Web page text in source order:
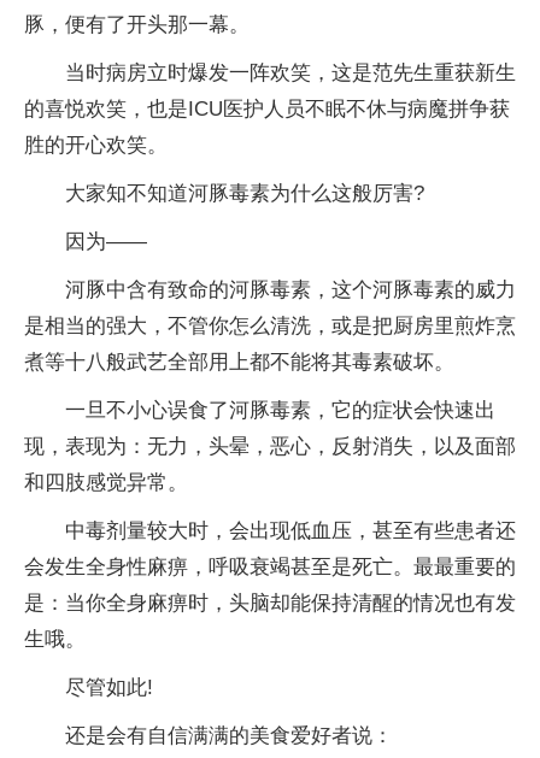
豚，便有了开头那一幕。
当时病房立时爆发一阵欢笑，这是范先生重获新生
的喜悦欢笑，也是ICU医护人员不眠不休与病魔拼争获
胜的开心欢笑。
大家知不知道河豚毒素为什么这般厉害?
因为——
河豚中含有致命的河豚毒素，这个河豚毒素的威力
是相当的强大，不管你怎么清洗，或是把厨房里煎炸烹
煮等十八般武艺全部用上都不能将其毒素破坏。
一旦不小心误食了河豚毒素，它的症状会快速出
现，表现为：无力，头晕，恶心，反射消失，以及面部
和四肢感觉异常。
中毒剂量较大时，会出现低血压，甚至有些患者还
会发生全身性麻痹，呼吸衰竭甚至是死亡。最最重要的
是：当你全身麻痹时，头脑却能保持清醒的情况也有发
生哦。
尽管如此!
还是会有自信满满的美食爱好者说：